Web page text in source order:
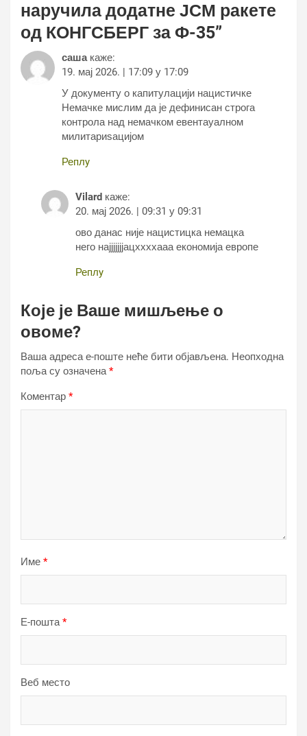
наручила додатне ЈСМ ракете
од КОНГСБЕРГ за Ф-35”
саша каже:
19. мај 2026. | 17:09 у 17:09
У документу о капитулацији нацистичке
Немачке мислим да је дефинисан строга
контрола над немачком евентауалном
милитариѕацијом
Реплy
Vilard каже:
20. мај 2026. | 09:31 у 09:31
ово данас није нацистицка немацка
него најјјјјјјацххххааа економија европе
Реплy
Које је Ваше мишљење о
овоме?
Ваша адреса е-поште неће бити објављена. Неопходна
поља су означена*
Коментар *
Име *
Е-пошта*
Веб место